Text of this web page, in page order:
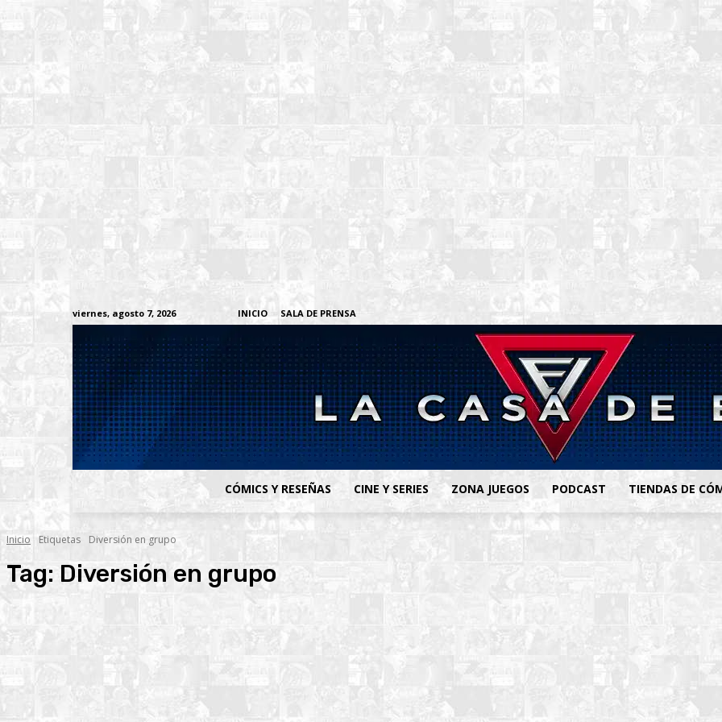
viernes, agosto 7, 2026 INICIO SALA DE PRENSA
CÓMICS Y RESEÑAS CINE Y SERIES ZONA JUEGOS PODCAST TIENDAS DE
Inicio Etiquetas Diversión en grupo
Tag: Diversión en grupo